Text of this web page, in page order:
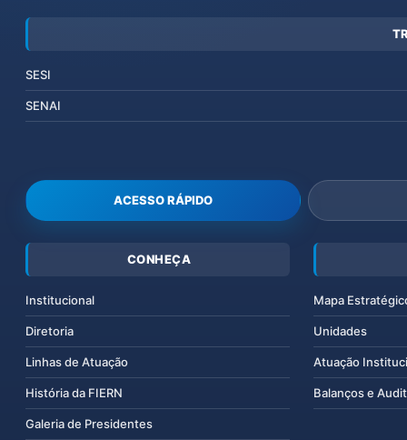
SESI
SENAI
ACESSO RÁPIDO
CONHEÇA
Institucional
Diretoria
Linhas de Atuação
História da FIERN
Galeria de Presidentes
Mapa
Unidades
Atuação
Balanços e